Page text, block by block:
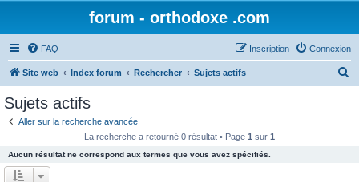
forum - orthodoxe .com
FAQ Connexion
Inscription
Site web Index forum Rechercher Sujets actifs
Sujets actifs
Aller sur la recherche avancée
La recherche a retourné 0 résultat • Page 1 sur 1
Aucun résultat ne correspond aux termes que vous avez spécifiés.